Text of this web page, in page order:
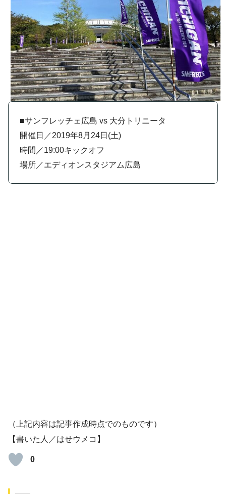
■サンフレッチェ広島 vs 大分トリニータ
開催日／2019年8月24日(土)
時間／19:00キックオフ
場所／エディオンスタジアム広島
（上記内容は記事作成時点でのものです）
【書いた人／はせウメコ】
0